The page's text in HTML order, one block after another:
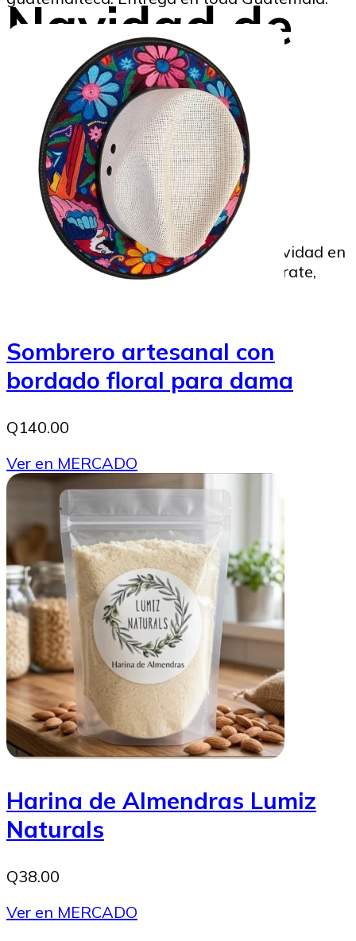
Navidad de
su niñez
Gustavo Montenegro
23/12/2024
Image to Credit : Medianoche de Navidad en
Momostenango, fotógrafo Marcos Zárate,
Sombrero artesanal con
bordado floral para dama
Q140.00
Ver en MERCADO
Harina de Almendras Lumiz
Naturals
Q38.00
Ver en MERCADO